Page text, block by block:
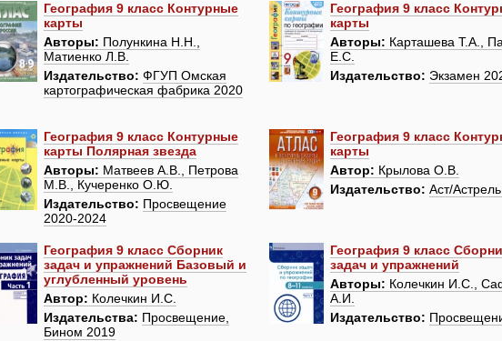
География 9 класс Контурные
карты
Авторы: Полункина Н.Н.,
Матиенко Л.В.
Издательство: ФГУП Омская
картографическая фабрика 2020
География 9 класс
карты
Авторы: Карташева Т.А.,
Е.С.
Издательство: Экзамен
География 9 класс Контурные
карты Полярная звезда
Авторы: Матвеев А.В., Петрова
М.В., Кучеренко О.Ю.
Издательство: Просвещение
2020-2024
География 9 класс
карты
Автор: Крылова О.В.
Издательство: Аст/
География 9 класс Сборник
задач и упражнений Базовый и
углубленный уровень
Автор: Колечкин И.С.
Издательства: Просвещение,
Бином 2019
География 9 класс
задач и упражнений
Авторы: Колечкин И.С.,
А.И.
Издательство: